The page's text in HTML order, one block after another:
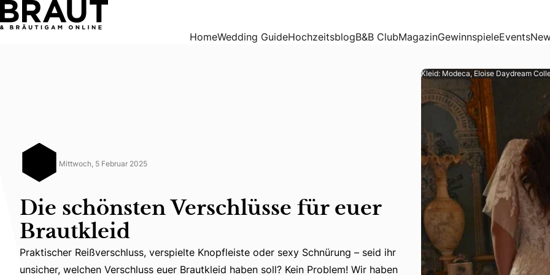
Die schönsten Verschlüsse für euer Brautkleid
HomeWedding GuideHochzeitsblogB&B ClubMagazinGewinnspieleEvents
Mittwoch, 5 Februar 2025
Die schönsten Verschlüsse für euer
Brautkleid
Praktischer Reißverschluss, verspielte Knopfleiste oder sexy Schnürung – seid ihr unsicher, welchen Verschluss
Praktischer Reißverschluss, verspielte Knopfleiste oder sexy Schnürung – seid ihr
unsicher, welchen Verschluss euer Brautkleid haben soll? Kein Problem! Wir haben
Kleid: Modeca, Eloise Daydream